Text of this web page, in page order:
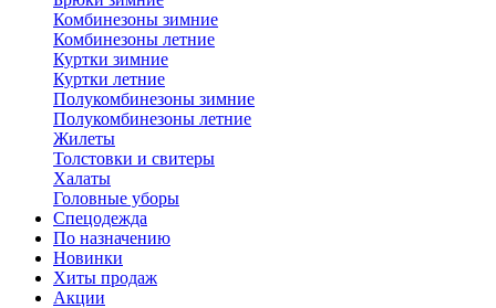
Комбинезоны зимние
Комбинезоны летние
Куртки зимние
Куртки летние
Полукомбинезоны зимние
Полукомбинезоны летние
Жилеты
Толстовки и свитеры
Халаты
Головные уборы
Спецодежда
По назначению
Новинки
Хиты продаж
Акции